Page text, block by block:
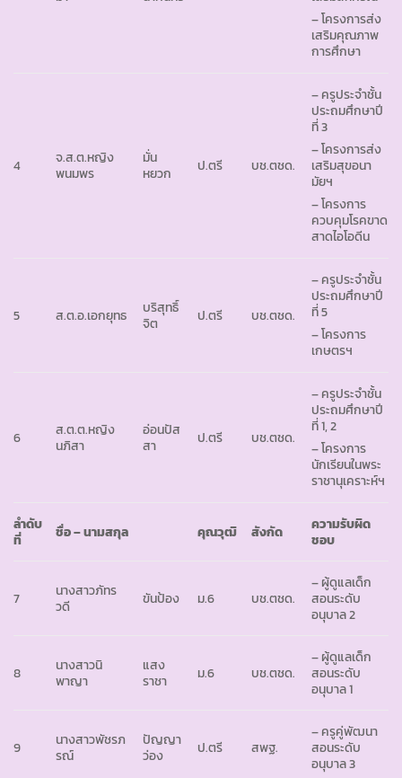
– โครงการส่ง
เสริมคุณภาพ
การศึกษา
4
จ.ส.ต.หญิง
พนมพร
มั่น
หยวก
ป.ตรี บช.ตชด.
– ครูประจำชั้น
ประถมศึกษาปี
ที่ 3
– โครงการส่ง
เสริมสุขอนา
มัยฯ
– โครงการ
ควบคุมโรคขาด
สาดไอโอดีน
5 ส.ต.อ.เอกยุทธ
บริสุทธิ์
จิต
ป.ตรี บช.ตชด.
– ครูประจำชั้น
ประถมศึกษาปี
ที่ 5
– โครงการ
เกษตรฯ
6
ส.ต.ต.หญิง
นภิสา
อ่อนปัส
สา
ป.ตรี บช.ตชด.
– ครูประจำชั้น
ประถมศึกษาปี
ที่ 1, 2
– โครงการ
นักเรียนในพระ
ราชานุเคราะห์ฯ
ลำดับ
ที่
ชื่อ – นามสกุล คุณวุฒิ สังกัด
ความรับผิด
ชอบ
7
นางสาวภัทร
วดี
ขันป้อง ม.6 บช.ตชด.
– ผู้ดูแลเด็ก
สอนระดับ
อนุบาล 2
8
นางสาวนิ
พาญา
แสง
ราชา
ม.6 บช.ตชด.
– ผู้ดูแลเด็ก
สอนระดับ
อนุบาล 1
9
นางสาวพัชรภ
รณ์
ปัญญา
ว่อง
ป.ตรี สพฐ.
– ครูคู่พัฒนา
สอนระดับ
อนุบาล 3